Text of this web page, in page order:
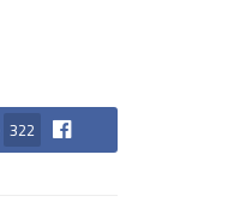
322